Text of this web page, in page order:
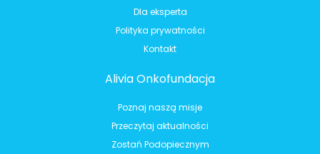
Dla eksperta
Polityka prywatności
Kontakt
Alivia Onkofundacja
Poznaj naszą misje
Przeczytaj aktualności
Zostań Podopiecznym